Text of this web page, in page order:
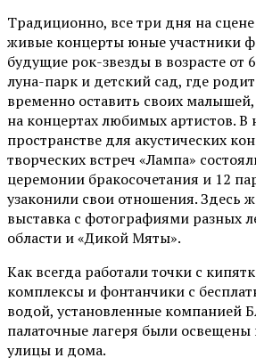
Традиционно, все три дня на сцене
живые концерты юные участники
будущие рок-звезды в возрасте от
луна-парк и детский сад, где
временно оставить своих
на концертах любимых артистов.
пространстве для акустических
творческих встреч «Лампа»
церемонии бракосочетания и 12
узаконили свои отношения. Здесь
выставка с фотографиями разных
области и «Дикой Мяты».
Как всегда работали точки с
комплексы и фонтанчики с
водой, установленные компанией
палаточные лагеря были
улицы и дома.